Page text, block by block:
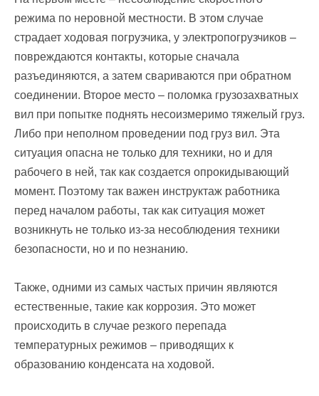
режима по неровной местности. В этом случае
страдает ходовая погрузчика, у электропогрузчиков –
повреждаются контакты, которые сначала
разъединяются, а затем свариваются при обратном
соединении. Второе место – поломка грузозахватных
вил при попытке поднять несоизмеримо тяжелый груз.
Либо при неполном проведении под груз вил. Эта
ситуация опасна не только для техники, но и для
рабочего в ней, так как создается опрокидывающий
момент. Поэтому так важен инструктаж работника
перед началом работы, так как ситуация может
возникнуть не только из-за несоблюдения техники
безопасности, но и по незнанию.
Также, одними из самых частых причин являются
естественные, такие как коррозия. Это может
происходить в случае резкого перепада
температурных режимов – приводящих к
образованию конденсата на ходовой.